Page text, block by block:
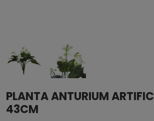
PLANTA ANTURIUM
43CM